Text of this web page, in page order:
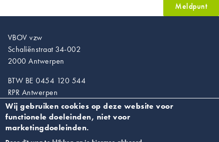
Meldpunt
VBOV vzw
Schaliënstraat 34-002
2000 Antwerpen
BTW BE 0454 120 544
RPR Antwerpen
T. 03/218.89.67
info@vroedvrouwen.be
Wij gebruiken cookies op deze website voor
functionele doeleinden, niet voor
marketingdoeleinden.